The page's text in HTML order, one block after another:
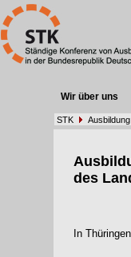
Wir über uns
STK Ausbildung
des
In